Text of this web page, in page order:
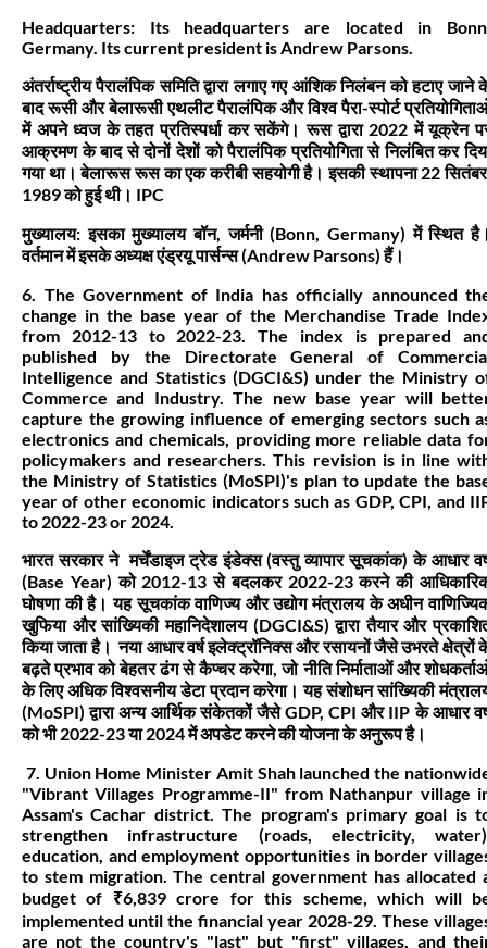
Headquarters: Its headquarters are located in
Germany. Its current president is Andrew Parsons.
अंतर्राष्ट्रीय पैरालंपिक समिति द्वारा लगाए गए आंशिक निलंबन को हटाए जाने
बाद रूसी और बेलारूसी एथलीट पैरालंपिक और विश्व पैरा-स्पोर्ट
में अपने ध्वज के तहत प्रतिस्पर्धा कर सकेंगे। रूस द्वारा 2022 में यूक्रेन
आक्रमण के बाद से दोनों देशों को पैरालंपिक प्रतियोगिता से निलंबित कर
गया था। बेलारूस रूस का एक करीबी सहयोगी है। इसकी स्थापना 22
1989 को हुई थी। IPC
मुख्यालय: इसका मुख्यालय बॉन, जर्मनी (Bonn, Germany) में स्थित
वर्तमान में इसके अध्यक्ष एंड्रयू पार्सन्स (Andrew Parsons) हैं।
6. The Government of India has officially announced
change in the base year of the Merchandise Trade
from 2012-13 to 2022-23. The index is prepared
published by the Directorate General of
Intelligence and Statistics (DGCI&S) under the Ministry
Commerce and Industry. The new base year will
capture the growing influence of emerging sectors such
electronics and chemicals, providing more reliable data
policymakers and researchers. This revision is in line
the Ministry of Statistics (MoSPI)'s plan to update the
year of other economic indicators such as GDP, CPI, and
to 2022-23 or 2024.
भारत सरकार ने मर्चेंडाइज ट्रेड इंडेक्स (वस्तु व्यापार सूचकांक) के आधार
(Base Year) को 2012-13 से बदलकर 2022-23 करने की
घोषणा की है। यह सूचकांक वाणिज्य और उद्योग मंत्रालय के अधीन
खुफिया और सांख्यिकी महानिदेशालय (DGCI&S) द्वारा तैयार और
किया जाता है। नया आधार वर्ष इलेक्ट्रॉनिक्स और रसायनों जैसे उभरते क्षेत्रों
बढ़ते प्रभाव को बेहतर ढंग से कैप्चर करेगा, जो नीति निर्माताओं और
के लिए अधिक विश्वसनीय डेटा प्रदान करेगा। यह संशोधन सांख्यिकी
(MoSPI) द्वारा अन्य आर्थिक संकेतकों जैसे GDP, CPI और IIP के आधार
को भी 2022-23 या 2024 में अपडेट करने की योजना के अनुरूप है।
7. Union Home Minister Amit Shah launched the
"Vibrant Villages Programme-II" from Nathanpur village
Assam's Cachar district. The program's primary goal is
strengthen infrastructure (roads, electricity,
education, and employment opportunities in border
to stem migration. The central government has allocated
budget of ₹6,839 crore for this scheme, which will
implemented until the financial year 2028-29. These
are not the country's "last" but "first" villages, and